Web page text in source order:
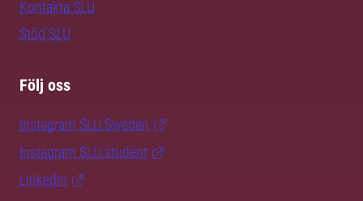
Kontakta SLU
Stöd SLU
Följ oss
Instagram SLU.Sweden
Instagram SLU.student
LinkedIn